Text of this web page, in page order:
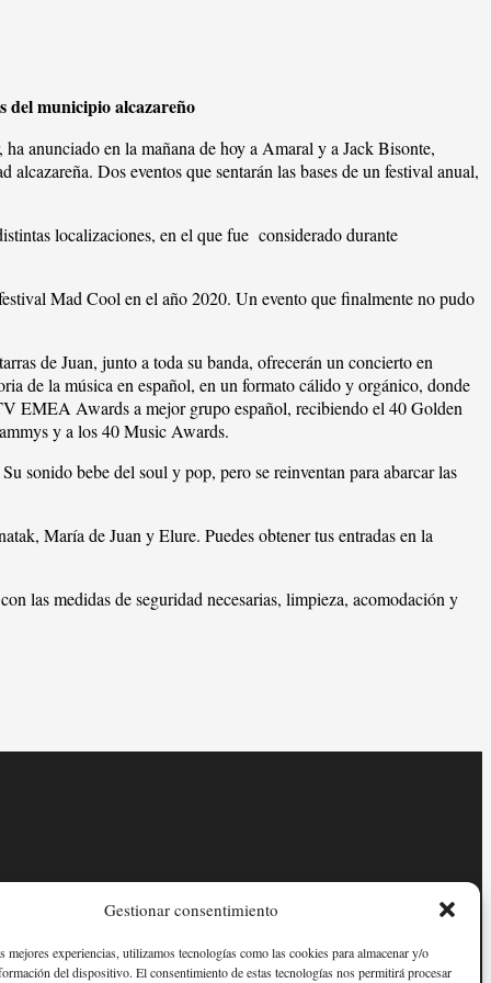
Gestionar consentimiento
mejores experiencias, utilizamos tecnologías como las cookies para almacenar y/o
del dispositivo. El consentimiento de estas tecnologías nos permitirá procesar
del municipio alcazareño
anunciado en la mañana de hoy a Amaral y a Jack Bisonte,
Dos eventos que sentarán las bases de un festival anual,
localizaciones, en el que fue considerado durante
Mad Cool en el año 2020. Un evento que finalmente no pudo
de Juan, junto a toda su banda, ofrecerán un concierto en
de la música en español, en un formato cálido y orgánico, donde
EMEA Awards a mejor grupo español, recibiendo el 40 Golden
y a los 40 Music Awards.
sonido bebe del soul y pop, pero se reinventan para abarcar las
María de Juan y Elure. Puedes obtener tus entradas en la
las medidas de seguridad necesarias, limpieza, acomodación y